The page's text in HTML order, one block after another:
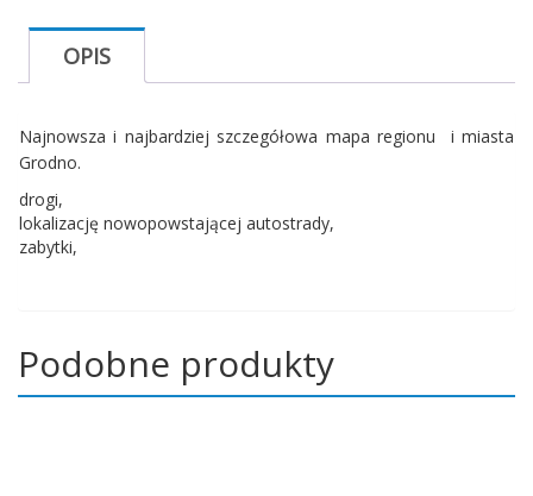
OPIS
Najnowsza i najbardziej szczegółowa mapa regionu i miasta
Grodno.
drogi,
lokalizację nowopowstającej autostrady,
zabytki,
Podobne produkty